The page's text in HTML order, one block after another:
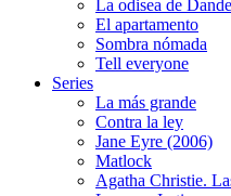
La odisea de
El apartamento
Sombra nómada
Tell everyone
Series
La más grande
Contra la ley
Jane Eyre (2006)
Matlock
Agatha Christie.